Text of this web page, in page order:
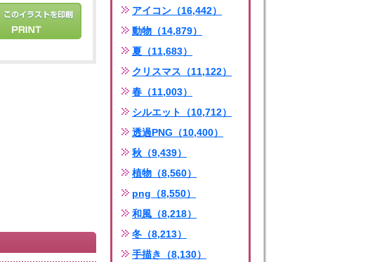
アイコン（16,442）
動物（14,879）
夏（11,683）
クリスマス（11,122）
春（11,003）
シルエット（10,712）
透過PNG（10,400）
秋（9,439）
植物（8,560）
png（8,550）
和風（8,218）
冬（8,213）
手描き（8,130）